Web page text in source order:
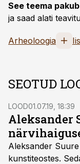
See teema
ja saad alati
Arheoloogia
SEOTUD
LOOD01.07.19, 18:39
Aleksander
Aleksander
kunstiteostes.